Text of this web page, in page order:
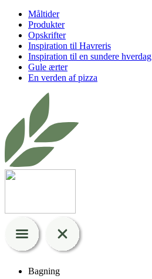
Måltider
Produkter
Opskrifter
Inspiration til Havreris
Inspiration til en sundere hverdag
Gule ærter
En verden af pizza
Bagning